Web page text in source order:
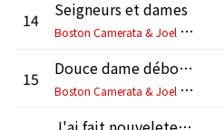
14
Seigneurs et dames
B
oston Camerata & Joel Cohen
15
Douce dame débonnaire (Instrumental)
B
oston Camerata & Joel Cohen